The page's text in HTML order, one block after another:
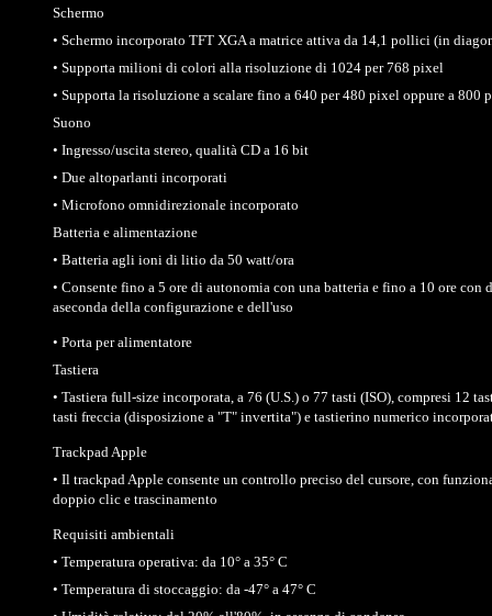
Schermo
• Schermo incorporato TFT XGA a matrice attiva da 14,1 pollici (in
• Supporta milioni di colori alla risoluzione di 1024 per 768 pixel
• Supporta la risoluzione a scalare fino a 640 per 480 pixel oppure a 800
Suono
• Ingresso/uscita stereo, qualità CD a 16 bit
• Due altoparlanti incorporati
• Microfono omnidirezionale incorporato
Batteria e alimentazione
• Batteria agli ioni di litio da 50 watt/ora
• Consente fino a 5 ore di autonomia con una batteria e fino a 10 ore con
aseconda della configurazione e dell'uso
• Porta per alimentatore
Tastiera
• Tastiera full-size incorporata, a 76 (U.S.) o 77 tasti (ISO), compresi 12
tasti freccia (disposizione a "T" invertita") e tastierino numerico
Trackpad Apple
• Il trackpad Apple consente un controllo preciso del cursore, con
doppio clic e trascinamento
Requisiti ambientali
• Temperatura operativa: da 10° a 35° C
• Temperatura di stoccaggio: da -47° a 47° C